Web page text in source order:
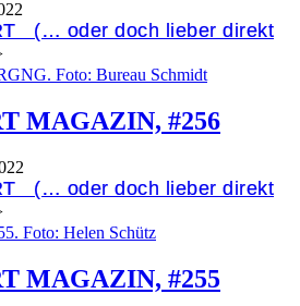
(… oder doch lieber direkt
MAGAZIN, #256
(… oder doch lieber direkt
MAGAZIN, #255